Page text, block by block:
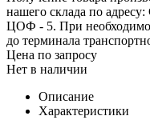
нашего склада по адресу:
ЦОФ - 5. При
до терминала
Цена по запросу
Нет в наличии
Описание
Характеристики